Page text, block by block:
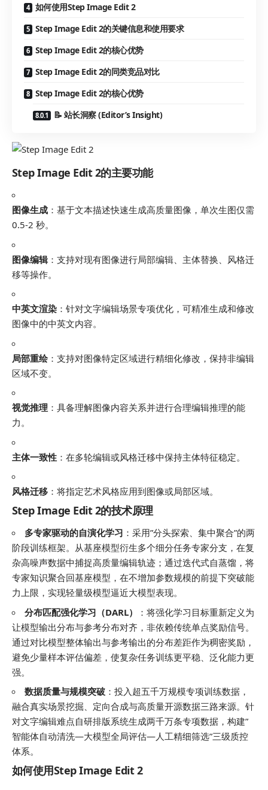
如何使用Step Image Edit 2
Step Image Edit 2的关键信息和使用要求
Step Image Edit 2的核心优势
Step Image Edit 2的同类竞品对比
Step Image Edit 2的核心优势
📝 站长洞察 (Editor’s Insight)
Step Image Edit 2的主要功能
图像生成 ：基于文本描述快速生成高质量图像，单次生图仅需
0.5-2 秒。
图像编辑：支持对现有图像进行局部编辑、主体替换、风格迁
移等操作。
中英文渲染 ：针对文字编辑场景专项优化，可精准生成和修改
图像中的中英文内容。
局部重绘：支持对图像特定区域进行精细化修改，保持非编辑
区域不变。
视觉推理 ：具备理解图像内容关系并进行合理编辑推理的能
力。
主体一致性 ：在多轮编辑或风格迁移中保持主体特征稳定。
风格迁移 ：将指定艺术风格应用到图像或局部区域。
Step Image Edit 2的技术原理
多专家驱动的自演化学习 ：采用”分头探索、集中聚合”的两
阶段训练框架。从基座模型衍生多个细分任务专家分支，在复
杂高噪声数据中捕捉高质量编辑轨迹；通过迭代式自蒸馏，将
专家知识聚合回基座模型，在不增加参数规模的前提下突破能
力上限，实现轻量级模型逼近大模型表现。
分布匹配强化学习（DARL）
：将强化学习目标重新定义为
让模型输出分布与参考分布对齐，非依赖传统单点奖励信号。
通过对比模型整体输出与参考输出的分布差距作为稠密奖励，
避免少量样本评估偏差，使复杂任务训练更平稳、泛化能力更
强。
数据质量与规模突破 ：投入超五千万规模专项训练数据，
融合真实场景挖掘、定向合成与高质量开源数据三路来源。针
对文字编辑难点自研排版系统生成两千万条专项数据，构建”
智能体自动清洗—大模型全局评估—人工精细筛选”三级质控
体系。
如何使用Step Image Edit 2